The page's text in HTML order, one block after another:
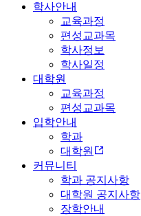
학사안내
교육과정
편성교과목
학사정보
학사일정
대학원
교육과정
편성교과목
입학안내
학과
대학원
커뮤니티
학과 공지사항
대학원 공지사항
장학안내